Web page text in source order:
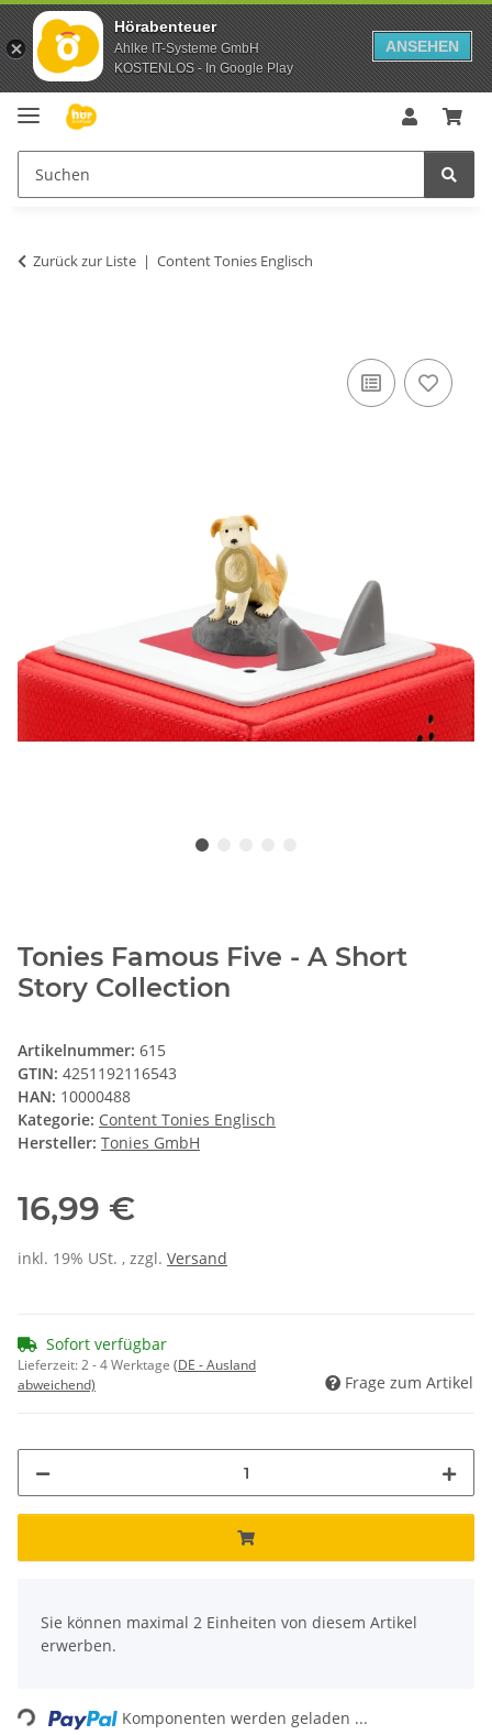
Hörabenteuer
Ahlke IT-Systeme GmbH
KOSTENLOS - In Google Play
ANSEHEN
Zurück zur Liste Content Tonies Englisch
Tonies Famous Five - A Short
Story Collection
Artikelnummer: 615
GTIN: 4251192116543
HAN: 10000488
Kategorie: Content Tonies Englisch
Hersteller: Tonies GmbH
16,99 €
inkl. 19% USt. , zzgl. Versand
Sofort verfügbar
Lieferzeit:2 - 4 Werktage (DE - Ausland
abweichend)
Frage zum Artikel
Sie können maximal 2 Einheiten von diesem Artikel
erwerben.
Loading... Komponenten werden geladen ...